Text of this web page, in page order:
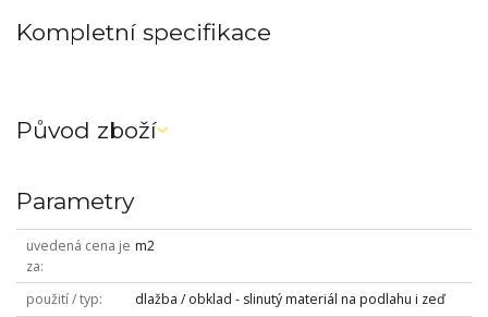
Kompletní specifikace
Původ zboží
Parametry
uvedená cena je
za
m2
použití / typ
dlažba / obklad - slinutý materiál na podlahu i zeď